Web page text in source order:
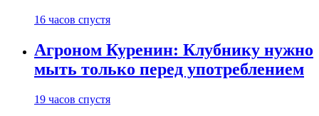
16 часов спустя
Агроном Куренин: Клубнику нужно
мыть только перед употреблением
19 часов спустя